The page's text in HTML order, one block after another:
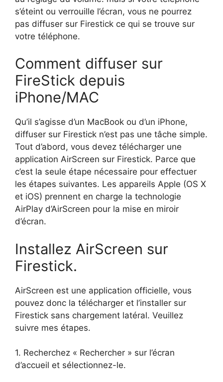
s’éteint ou verrouille l’écran, vous ne pourrez
pas diffuser sur Firestick ce qui se trouve sur
votre téléphone.
Comment diffuser sur
FireStick depuis
iPhone/MAC
Qu’il s’agisse d’un MacBook ou d’un iPhone,
diffuser sur Firestick n’est pas une tâche simple.
Tout d’abord, vous devez télécharger une
application AirScreen sur Firestick. Parce que
c’est la seule étape nécessaire pour effectuer
les étapes suivantes. Les appareils Apple (OS X
et iOS) prennent en charge la technologie
AirPlay d’AirScreen pour la mise en miroir
d’écran.
Installez AirScreen sur
Firestick.
AirScreen est une application officielle, vous
pouvez donc la télécharger et l’installer sur
Firestick sans chargement latéral. Veuillez
suivre mes étapes.
1. Recherchez « Rechercher » sur l’écran
d’accueil et sélectionnez-le.